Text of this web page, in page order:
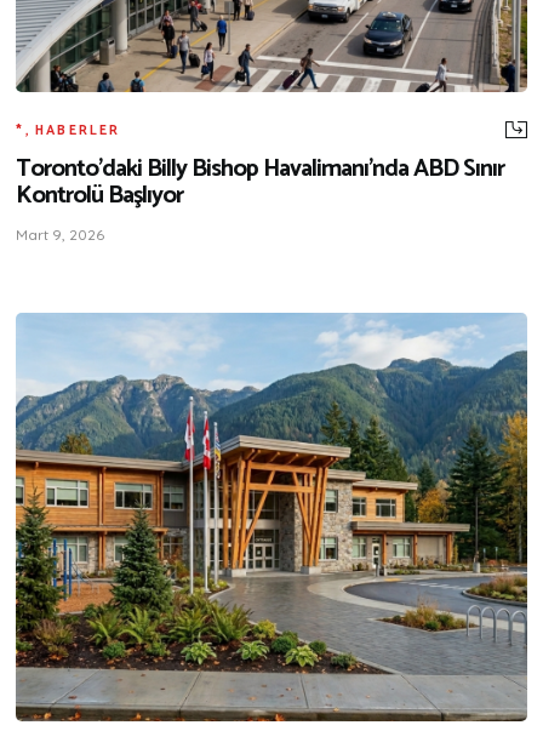
*,HABERLER
Toronto’daki Billy Bishop Havalimanı’nda ABD Sınır
Kontrolü Başlıyor
Mart 9, 2026